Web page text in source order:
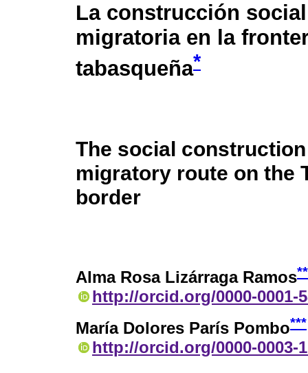
La construcción
migratoria en la
tabasqueña*
The social
migratory route on the
border
Alma Rosa Lizárraga Ramos**
http://orcid.org/0000-0001-
María Dolores París Pombo***
http://orcid.org/0000-0003-